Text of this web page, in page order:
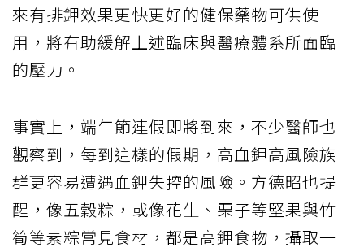
來有排鉀效果更快更好的健保藥物可供使
用，將有助緩解上述臨床與醫療體系所面臨
的壓力。
事實上，端午節連假即將到來，不少醫師也
觀察到，每到這樣的假期，高血鉀高風險族
群更容易遭遇血鉀失控的風險。方德昭也提
醒，像五穀粽，或像花生、栗子等堅果與竹
筍等素粽常見食材，都是高鉀食物，攝取一